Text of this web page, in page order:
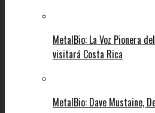
MetalBio: La Voz Pionera
visitará Costa Rica
MetalBio: Dave Mustaine,